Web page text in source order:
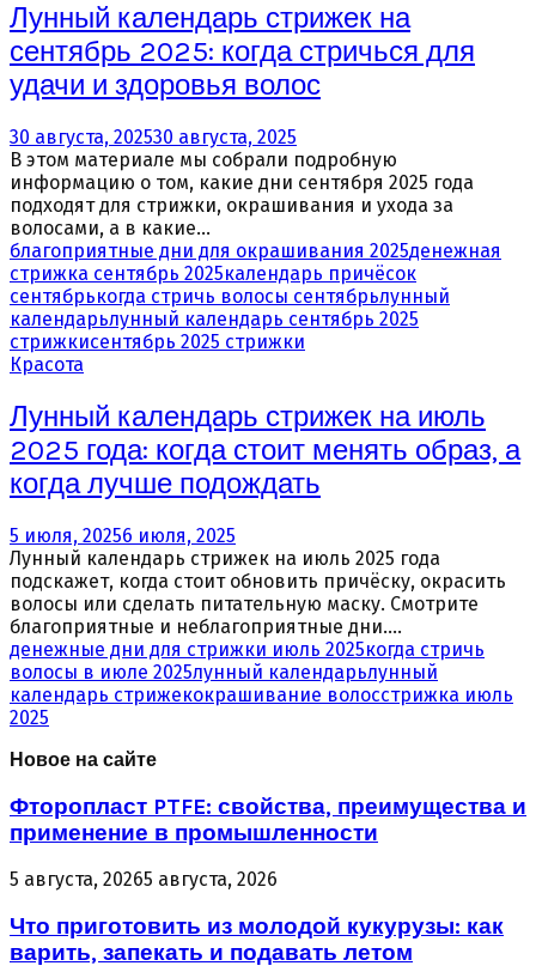
Лунный календарь стрижек на
сентябрь 2025: когда стричься для
удачи и здоровья волос
30 августа, 202530 августа, 2025
В этом материале мы собрали подробную
информацию о том, какие дни сентября 2025 года
подходят для стрижки, окрашивания и ухода за
волосами, а в какие...
благоприятные дни для окрашивания 2025денежная
стрижка сентябрь 2025календарь причёсок
сентябрькогда стричь волосы сентябрьлунный
календарьлунный календарь сентябрь 2025
стрижкисентябрь 2025 стрижки
Красота
Лунный календарь стрижек на июль
2025 года: когда стоит менять образ, а
когда лучше подождать
5 июля, 20256 июля, 2025
Лунный календарь стрижек на июль 2025 года
подскажет, когда стоит обновить причёску, окрасить
волосы или сделать питательную маску. Смотрите
благоприятные и неблагоприятные дни....
денежные дни для стрижки июль 2025когда стричь
волосы в июле 2025лунный календарьлунный
календарь стрижекокрашивание волосстрижка июль
2025
Новое на сайте
Фторопласт PTFE: свойства, преимущества и
применение в промышленности
5 августа, 20265 августа, 2026
Что приготовить из молодой кукурузы: как
варить, запекать и подавать летом